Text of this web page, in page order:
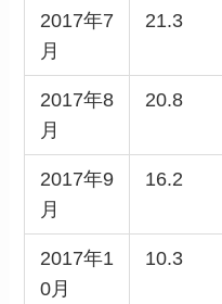
2017年7
月
21.3
2017年8
月
20.8
2017年9
月
16.2
2017年1
0月
10.3